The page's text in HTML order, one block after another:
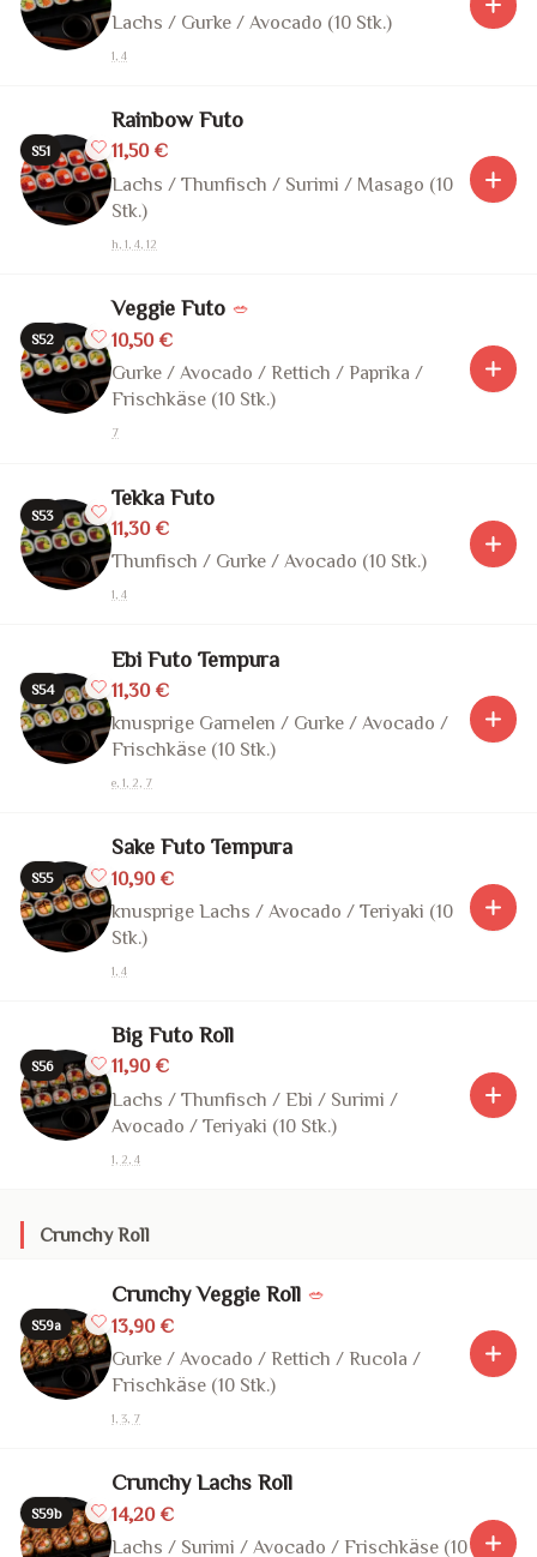
Lachs / Gurke / Avocado (10 Stk.)
1, 4
S51
Rainbow Futo
11,50 €
Lachs / Thunfisch / Surimi / Masago (10
Stk.)
h, 1, 4, 12
S52
Veggie Futo 🥗
10,50 €
Gurke / Avocado / Rettich / Paprika /
Frischkäse (10 Stk.)
7
S53
Tekka Futo
11,30 €
Thunfisch / Gurke / Avocado (10 Stk.)
1, 4
S54
Ebi Futo Tempura
11,30 €
knusprige Garnelen / Gurke / Avocado /
Frischkäse (10 Stk.)
e, 1, 2, 7
S55
Sake Futo Tempura
10,90 €
knusprige Lachs / Avocado / Teriyaki (10
Stk.)
1, 4
S56
Big Futo Roll
11,90 €
Lachs / Thunfisch / Ebi / Surimi /
Avocado / Teriyaki (10 Stk.)
1, 2, 4
Crunchy Roll
S59a
Crunchy Veggie Roll 🥗
13,90 €
Gurke / Avocado / Rettich / Rucola /
Frischkäse (10 Stk.)
1, 3, 7
S59b
Crunchy Lachs Roll
14,20 €
Lachs / Surimi / Avocado / Frischkäse (10